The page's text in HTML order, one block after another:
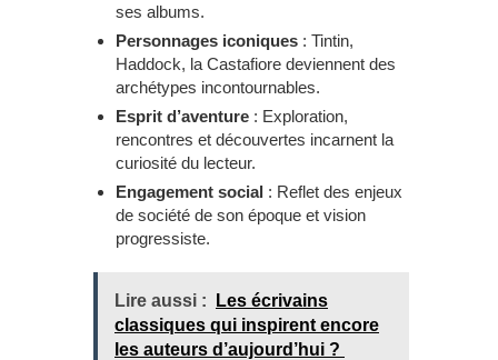
ses albums.
Personnages iconiques : Tintin,
Haddock, la Castafiore deviennent des
archétypes incontournables.
Esprit d’aventure : Exploration,
rencontres et découvertes incarnent la
curiosité du lecteur.
Engagement social : Reflet des enjeux
de société de son époque et vision
progressiste.
Lire aussi :
Les écrivains
classiques qui inspirent encore
les auteurs d’aujourd’hui ?